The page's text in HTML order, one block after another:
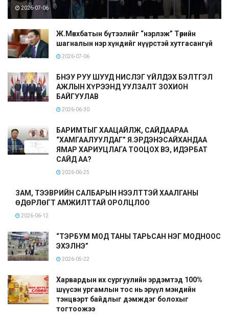
2026-07-06
Ж.Мөнхбатын бүтээлийг “нэрлэж” Төрийн
шагналын нэр хүндийг нүүрстэй хутгасангүй
2026-07-06
БНЭУ РУУ ШУУД НИСЛЭГ ҮЙЛДЭХ БЭЛТГЭЛ
АЖЛЫН ХҮРЭЭНД УУЛЗАЛТ ЗОХИОН
БАЙГУУЛАВ
2026-06-30
БАРИМТЫГ ХААЦАЙЛЖ, САЙДААРАА
“ХАМГААЛУУЛДАГ” Я.ЭРДЭНЭСАЙХАНДАА
ЯМАР ХАРИУЦЛАГА ТООЦОХ ВЭ, ИДЭРБАТ
САЙД АА?
2026-06-25
ЗАМ, ТЭЭВРИЙН САЛБАРЫН НЭЭЛТТЭЙ ХААЛГАНЫ
ӨДӨРЛӨГТ АМЖИЛТТАЙ ОРОЛЦЛОО
2026-06-12
“ТЭРБУМ МОД ТАНЫ ТАРЬСАН НЭГ МОДНООС
ЭХЭЛНЭ”
2026-05-22
Харвардын их сургуулийн эрдэмтэд 100%
шүүсэн ургамлын тос нь эрүүл мэндийн
тэнцвэрт байдлыг дэмждэг болохыг
тогтоожээ